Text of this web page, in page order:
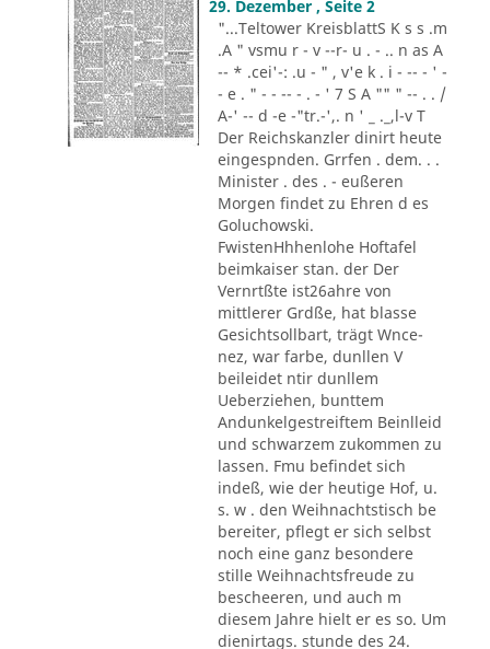
29. Dezember , Seite 2
"...Teltower KreisblattS K s s .m
.A " vsmu r - v --r- u . - .. n as A
-- * .cei'-: .u - " , v'e k . i - -- - ' -
- e . " - - -- - . - ' 7 S A "" " -- . . /
A-' -- d -e -"tr.-',. n ' _ ._,l-v T
Der Reichskanzler dinirt heute
eingespnden. Grrfen . dem. . .
Minister . des . - eußeren
Morgen findet zu Ehren d es
Goluchowski.
FwistenHhhenlohe Hoftafel
beimkaiser stan. der Der
Vernrtßte ist26ahre von
mittlerer Grdße, hat blasse
Gesichtsollbart, trägt Wnce-
nez, war farbe, dunllen V
beileidet ntir dunllem
Ueberziehen, bunttem
Andunkelgestreiftem Beinlleid
und schwarzem zukommen zu
lassen. Fmu befindet sich
indeß, wie der heutige Hof, u.
s. w . den Weihnachtstisch be
bereiter, pflegt er sich selbst
noch eine ganz besondere
stille Weihnachtsfreude zu
bescheeren, und auch m
diesem Jahre hielt er es so. Um
dienirtags. stunde des 24.